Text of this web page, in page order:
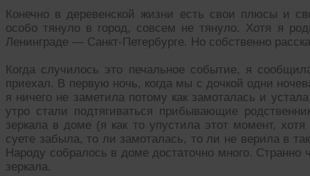
Конечно в деревенской жизни есть свои плюсы и
особо тянуло в город, совсем не тянуло. Хотя я
Ленинграде — Санкт-Петербурге. Но собственно
Когда случилось это печальное событие, я
приехал. В первую ночь, когда мы с дочкой одни
я ничего не заметила потому как замоталась и
утро стали подтягиваться прибывающие
зеркала в доме (я как то упустила этот момент,
суете забыла, то ли замоталась, то ли не верила в
Народу собралось в доме достаточно много.
зеркала.